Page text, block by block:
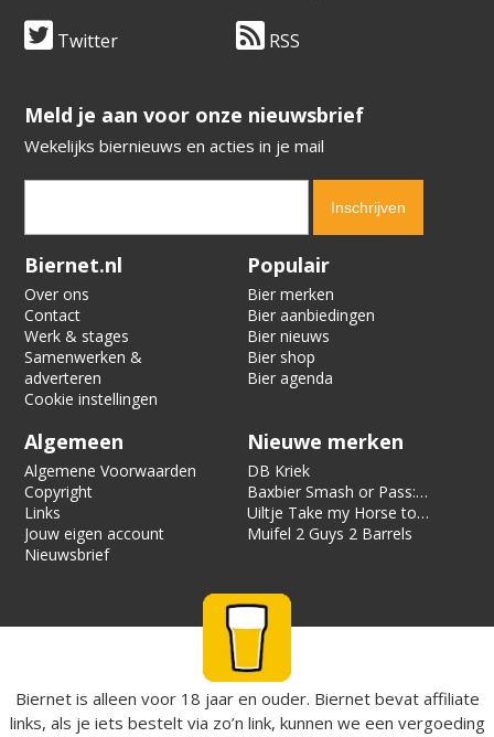
Twitter RSS
​​​​​​​Meld je aan voor onze nieuwsbrief
Wekelijks biernieuws en acties in je mail
Verification code:
Biernet.nl
Over ons
Contact
Werk & stages
Samenwerken &
adverteren
Cookie instellingen
Populair
Bier merken
Bier aanbiedingen
Bier nieuws
Bier shop
Bier agenda
Algemeen
Algemene Voorwaarden
Copyright
Links
Jouw eigen account
Nieuwsbrief
Nieuwe merken
DB Kriek
Baxbier Smash or Pass:
Strata
Uiltje Take my Horse to
the Hotel Room
Muifel 2 Guys 2 Barrels
Biernet is alleen voor 18 jaar en ouder. Biernet bevat affiliate
links, als je iets bestelt via zo’n link, kunnen we een vergoeding